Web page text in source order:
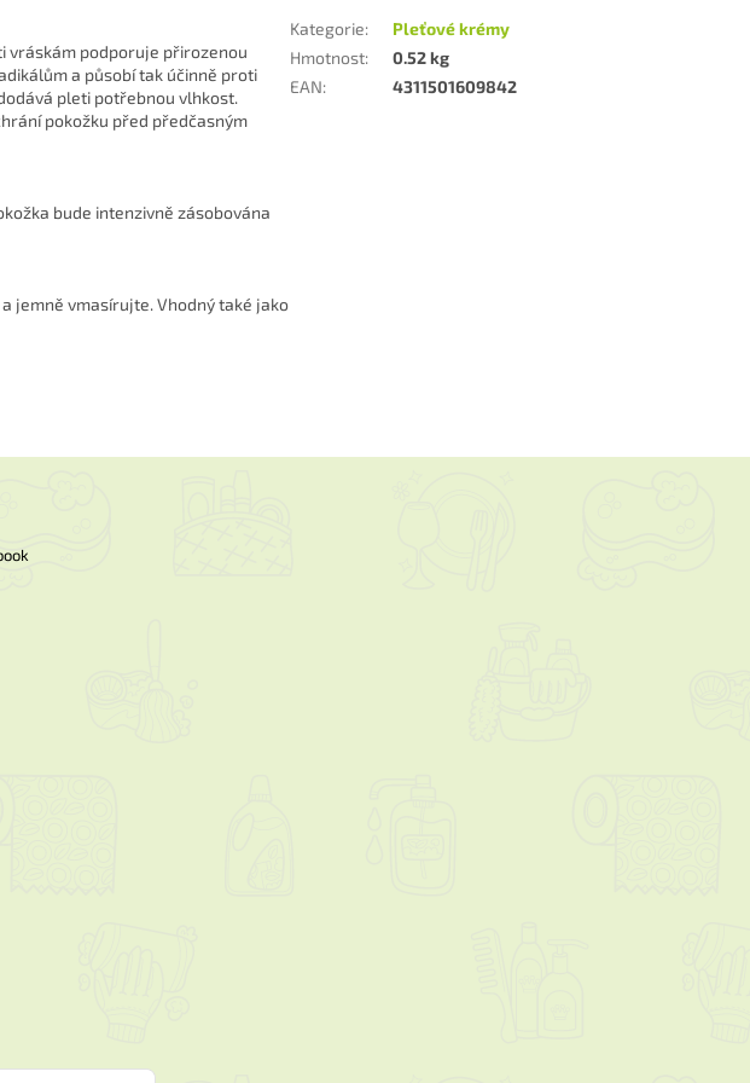
vráskám podporuje přirozenou
a působí tak účinně proti
pleti potřebnou vlhkost.
pokožku před předčasným
bude intenzivně zásobována
jemně vmasírujte. Vhodný také jako
Kategorie:
Pleťové krémy
Hmotnost:
0.52 kg
EAN: 4311501609842